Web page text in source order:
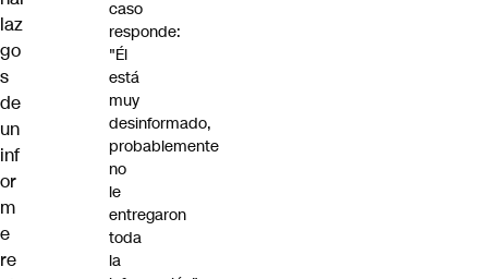
laz
go
s
de
un
inf
or
m
e
re
caso
responde:
"Él
está
muy
desinformado,
probablemente
no
le
entregaron
toda
la